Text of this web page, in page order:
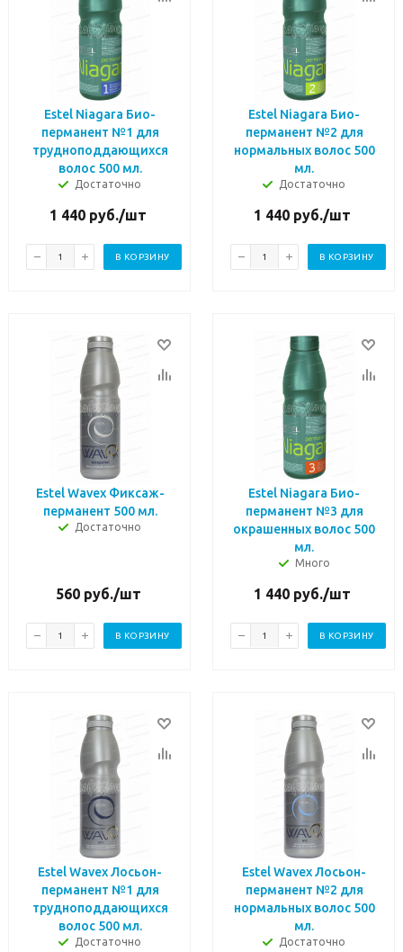
Estel Niagara Био-
перманент №1 для
трудноподдающихся
волос 500 мл.
Достаточно
1 440 руб./шт
В КОРЗИНУ
Estel Niagara Био-
перманент №2 для
нормальных волос 500
мл.
Достаточно
1 440 руб./шт
В КОРЗИНУ
Estel Wavex Фиксаж-
перманент 500 мл.
Достаточно
560руб./шт
В КОРЗИНУ
Estel Niagara Био-
перманент №3 для
окрашенных волос 500
мл.
Много
1 440 руб./шт
В КОРЗИНУ
Estel Wavex Лосьон-
перманент №1 для
трудноподдающихся
волос 500 мл.
Достаточно
Estel Wavex Лосьон-
перманент №2 для
нормальных волос 500
мл.
Достаточно